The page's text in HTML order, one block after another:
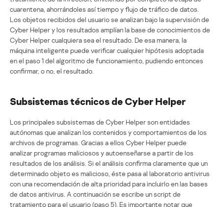
cuarentena, ahorrándoles así tiempo y flujo de tráfico de datos.
Los objetos recibidos del usuario se analizan bajo la supervisión de
Cyber Helper y los resultados amplían la base de conocimientos de
Cyber Helper cualquiera sea el resultado. De esa manera, la
máquina inteligente puede verificar cualquier hipótesis adoptada
en el paso 1 del algoritmo de funcionamiento, pudiendo entonces
confirmar, o no, el resultado.
Subsistemas técnicos de Cyber Helper
Los principales subsistemas de Cyber Helper son entidades
autónomas que analizan los contenidos y comportamientos de los
archivos de programas. Gracias a ellos Cyber Helper puede
analizar programas maliciosos y autoenseñarse a partir de los
resultados de los análisis. Si el análisis confirma claramente que un
determinado objeto es malicioso, éste pasa al laboratorio antivirus
con una recomendación de alta prioridad para incluirlo en las bases
de datos antivirus. A continuación se escribe un script de
tratamiento para el usuario (paso 5). Es importante notar que